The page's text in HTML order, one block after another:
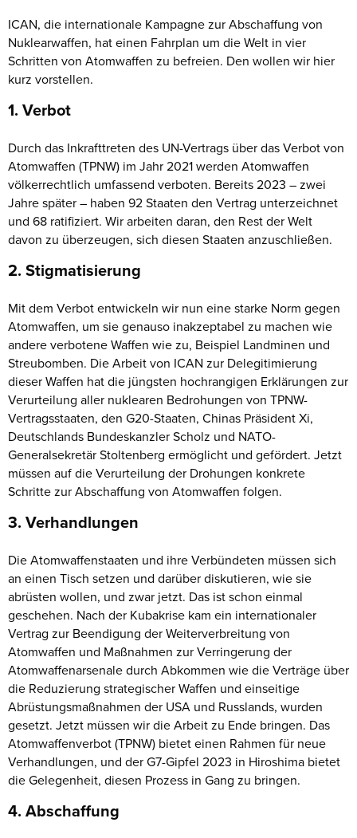
ICAN, die internationale Kampagne zur Abschaffung von
Nuklearwaffen, hat einen Fahrplan um die Welt in vier
Schritten von Atomwaffen zu befreien. Den wollen wir hier
kurz vorstellen.
1. Verbot
Durch das Inkrafttreten des UN-Vertrags über das Verbot von
Atomwaffen (TPNW) im Jahr 2021 werden Atomwaffen
völkerrechtlich umfassend verboten. Bereits 2023 – zwei
Jahre später – haben 92 Staaten den Vertrag unterzeichnet
und 68 ratifiziert. Wir arbeiten daran, den Rest der Welt
davon zu überzeugen, sich diesen Staaten anzuschließen.
2. Stigmatisierung
Mit dem Verbot entwickeln wir nun eine starke Norm gegen
Atomwaffen, um sie genauso inakzeptabel zu machen wie
andere verbotene Waffen wie zu, Beispiel Landminen und
Streubomben. Die Arbeit von ICAN zur Delegitimierung
dieser Waffen hat die jüngsten hochrangigen Erklärungen zur
Verurteilung aller nuklearen Bedrohungen von TPNW-
Vertragsstaaten, den G20-Staaten, Chinas Präsident Xi,
Deutschlands Bundeskanzler Scholz und NATO-
Generalsekretär Stoltenberg ermöglicht und gefördert. Jetzt
müssen auf die Verurteilung der Drohungen konkrete
Schritte zur Abschaffung von Atomwaffen folgen.
3. Verhandlungen
Die Atomwaffenstaaten und ihre Verbündeten müssen sich
an einen Tisch setzen und darüber diskutieren, wie sie
abrüsten wollen, und zwar jetzt. Das ist schon einmal
geschehen. Nach der Kubakrise kam ein internationaler
Vertrag zur Beendigung der Weiterverbreitung von
Atomwaffen und Maßnahmen zur Verringerung der
Atomwaffenarsenale durch Abkommen wie die Verträge über
die Reduzierung strategischer Waffen und einseitige
Abrüstungsmaßnahmen der USA und Russlands, wurden
gesetzt. Jetzt müssen wir die Arbeit zu Ende bringen. Das
Atomwaffenverbot (TPNW) bietet einen Rahmen für neue
Verhandlungen, und der G7-Gipfel 2023 in Hiroshima bietet
die Gelegenheit, diesen Prozess in Gang zu bringen.
4. Abschaffung